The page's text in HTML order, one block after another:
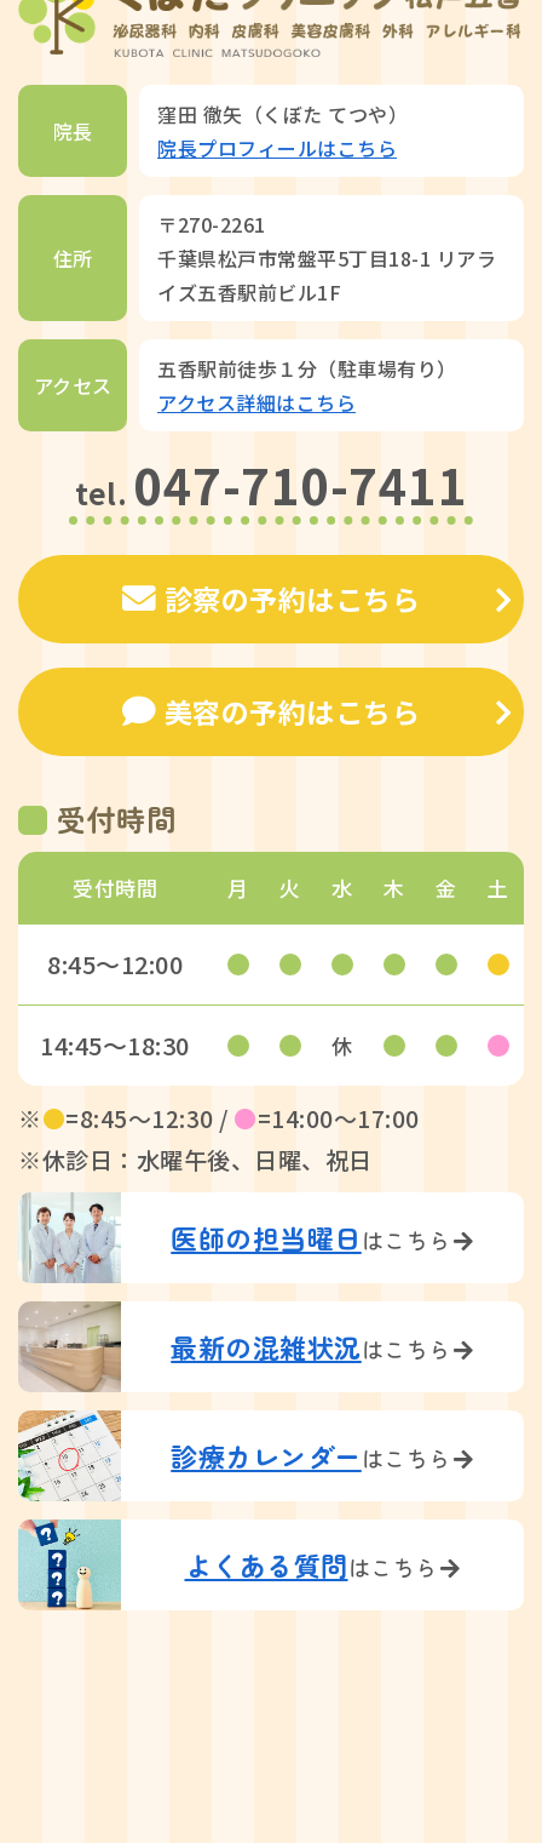
院長
窪田 徹矢（くぼた てつや）
院長プロフィールはこちら
住所
〒270-2261
千葉県松戸市常盤平5丁目18-1 リアラ
イズ五香駅前ビル1F
アクセス
五香駅前徒歩１分（駐車場有り）
アクセス詳細はこちら
tel. 047-710-7411
診察の予約はこちら
美容の予約はこちら
受付時間
受付時間 月 火 水 木 金 土
8:45〜12:00
14:45〜18:30 休
※●=8:45〜12:30 / ●=14:00〜17:00
※休診日：水曜午後、日曜、祝日
医師の担当曜日 はこちら
最新の混雑状況はこちら
診療カレンダーはこちら
よくある質問はこちら